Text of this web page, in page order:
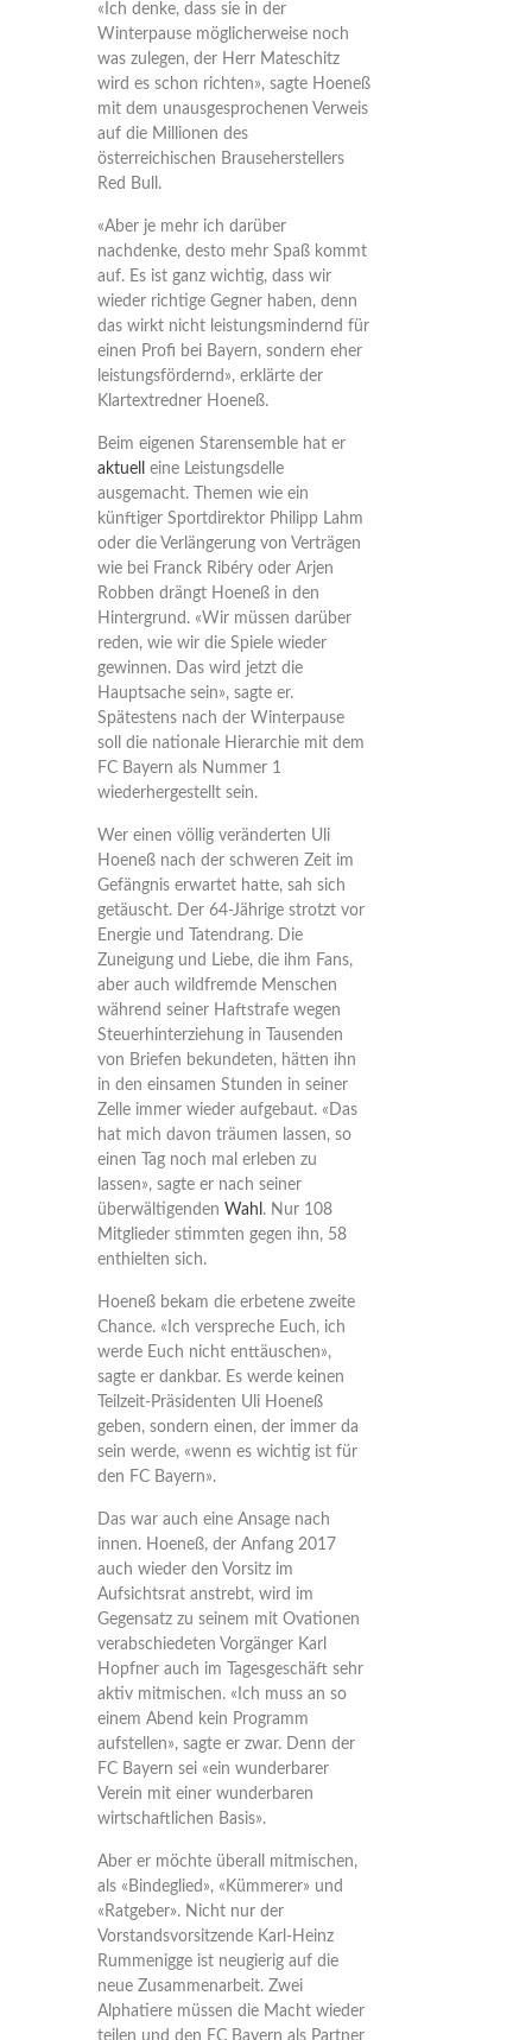
«Ich denke, dass sie in der
Winterpause möglicherweise noch
was zulegen, der Herr Mateschitz
wird es schon richten», sagte Hoeneß
mit dem unausgesprochenen Verweis
auf die Millionen des
österreichischen Brauseherstellers
Red Bull.
«Aber je mehr ich darüber
nachdenke, desto mehr Spaß kommt
auf. Es ist ganz wichtig, dass wir
wieder richtige Gegner haben, denn
das wirkt nicht leistungsmindernd für
einen Profi bei Bayern, sondern eher
leistungsfördernd», erklärte der
Klartextredner Hoeneß.
Beim eigenen Starensemble hat er
aktuell
eine Leistungsdelle
ausgemacht. Themen wie ein
künftiger Sportdirektor Philipp Lahm
oder die Verlängerung von Verträgen
wie bei Franck Ribéry oder Arjen
Robben drängt Hoeneß in den
Hintergrund. «Wir müssen darüber
reden, wie wir die Spiele wieder
gewinnen. Das wird jetzt die
Hauptsache sein», sagte er.
Spätestens nach der Winterpause
soll die nationale Hierarchie mit dem
FC Bayern als Nummer 1
wiederhergestellt sein.
Wer einen völlig veränderten Uli
Hoeneß nach der schweren Zeit im
Gefängnis erwartet hatte, sah sich
getäuscht. Der 64-Jährige strotzt vor
Energie und Tatendrang. Die
Zuneigung und Liebe, die ihm Fans,
aber auch wildfremde Menschen
während seiner Haftstrafe wegen
Steuerhinterziehung in Tausenden
von Briefen bekundeten, hätten ihn
in den einsamen Stunden in seiner
Zelle immer wieder aufgebaut. «Das
hat mich davon träumen lassen, so
einen Tag noch mal erleben zu
lassen», sagte er nach seiner
überwältigenden Wahl . Nur 108
Mitglieder stimmten gegen ihn, 58
enthielten sich.
Hoeneß bekam die erbetene zweite
Chance. «Ich verspreche Euch, ich
werde Euch nicht enttäuschen»,
sagte er dankbar. Es werde keinen
Teilzeit-Präsidenten Uli Hoeneß
geben, sondern einen, der immer da
sein werde, «wenn es wichtig ist für
den FC Bayern».
Das war auch eine Ansage nach
innen. Hoeneß, der Anfang 2017
auch wieder den Vorsitz im
Aufsichtsrat anstrebt, wird im
Gegensatz zu seinem mit Ovationen
verabschiedeten Vorgänger Karl
Hopfner auch im Tagesgeschäft sehr
aktiv mitmischen. «Ich muss an so
einem Abend kein Programm
aufstellen», sagte er zwar. Denn der
FC Bayern sei «ein wunderbarer
Verein mit einer wunderbaren
wirtschaftlichen Basis».
Aber er möchte überall mitmischen,
als «Bindeglied», «Kümmerer» und
«Ratgeber». Nicht nur der
Vorstandsvorsitzende Karl-Heinz
Rummenigge ist neugierig auf die
neue Zusammenarbeit. Zwei
Alphatiere müssen die Macht wieder
teilen und den FC Bayern als Partner